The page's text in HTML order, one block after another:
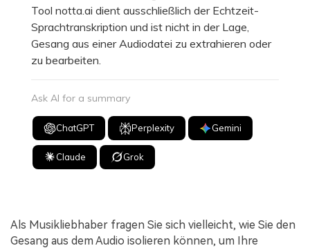
Tool notta.ai dient ausschließlich der Echtzeit-
Sprachtranskription und ist nicht in der Lage,
Gesang aus einer Audiodatei zu extrahieren oder
zu bearbeiten.
Ask AI for a summary
ChatGPT Perplexity Gemini
Claude Grok
Als Musikliebhaber fragen Sie sich vielleicht, wie Sie den
Gesang aus dem Audio isolieren können, um Ihre